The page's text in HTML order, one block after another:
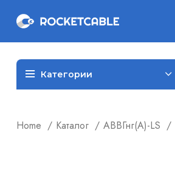
Категории
Home Каталог АВВГнг(А)-LS